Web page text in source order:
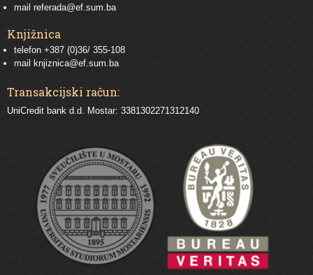
mail referada@ef.sum.ba
Knjižnica
telefon +387 (0)36/ 355-108
mail
knjiznica@ef.sum.ba
Transakcijski račun:
UniCredit bank d.d. Mostar: 3381302271312140